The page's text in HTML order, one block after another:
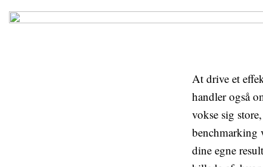
At drive et
handler også
vokse sig
benchmarking
dine egne